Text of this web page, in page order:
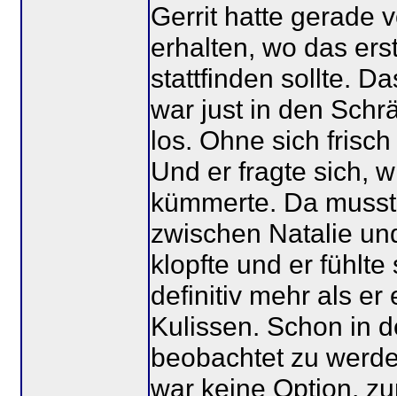
Gerrit hatte gerade
erhalten, wo das
stattfinden sollte.
war just in den
los. Ohne sich
Und er fragte sich,
kümmerte. Da
zwischen Natalie
klopfte und er
definitiv mehr als er
Kulissen. Schon in
beobachtet zu
war keine Option,